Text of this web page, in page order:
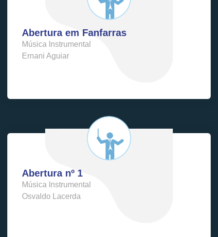
Abertura em Fanfarras
Música Instrumental
Ernani Aguiar
Abertura nº 1
Música Instrumental
Osvaldo Lacerda